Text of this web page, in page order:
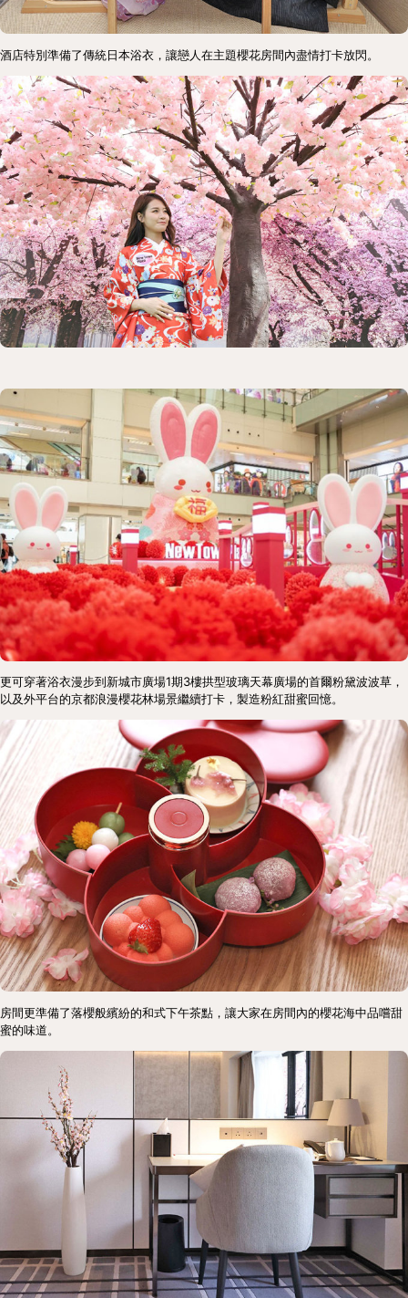
酒店特別準備了傳統日本浴衣，讓戀人在主題櫻花房間內盡情打卡放閃。
更可穿著浴衣漫步到新城市廣場1期3樓拱型玻璃天幕廣場的首爾粉黛波波草，
以及外平台的京都浪漫櫻花林場景繼續打卡，製造粉紅甜蜜回憶。
房間更準備了落櫻般繽紛的和式下午茶點，讓大家在房間內的櫻花海中品嚐甜
蜜的味道。